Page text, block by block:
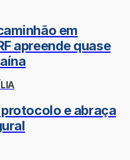
em
apreende quase
protocolo e abraça